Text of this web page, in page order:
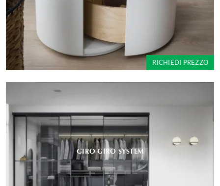
RICHIEDI PREZZO
GIRO GIRO SYSTEM